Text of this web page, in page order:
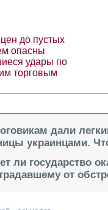
до пустых
опасны
удары по
торговым
дали
украинцами.
ли государство
от